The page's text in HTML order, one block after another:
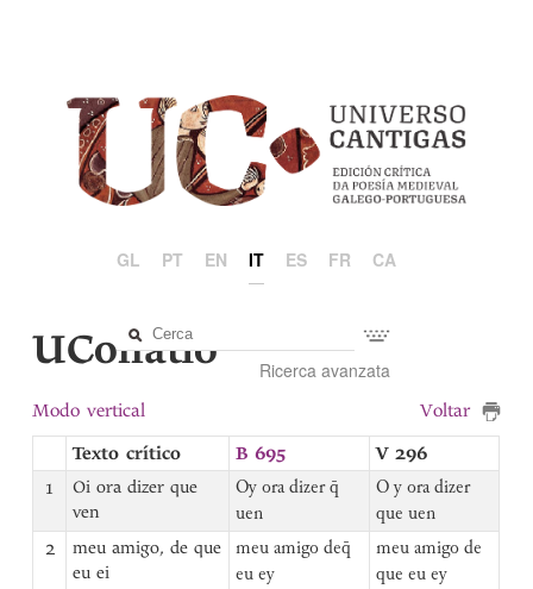
GL PT EN IT ES FR CA
Ricerca avanzata
UCollatio
Modo vertical
Voltar
Texto crítico
B 695
V 296
1
Oi ora dizer que
ven
Oy ora dizer q̄
uen
O y ora dizer
que uen
2
meu amigo, de que
eu ei
meu amigo deq̄
eu ey
meu amigo de
que eu ey